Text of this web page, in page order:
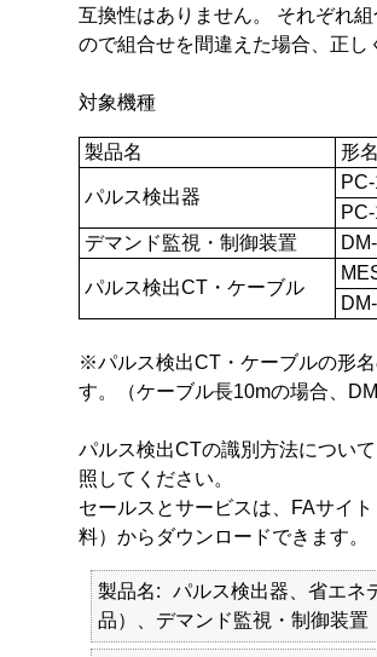
互換性はありません。 それぞれ
ので組合せを間違えた場合、正し
対象機種
製品名 形名
パルス検出器
デマンド監視・制御装置
パルス検出CT・ケーブル
※パルス検出CT・ケーブルの形
す。（ケーブル長10mの場合、
パルス検出CTの識別方法につい
照してください。
セールスとサービスは、FAサイ
料）からダウンロードできます。
製品名
パルス検出器、省エネ
品）、デマンド監視・制御装置